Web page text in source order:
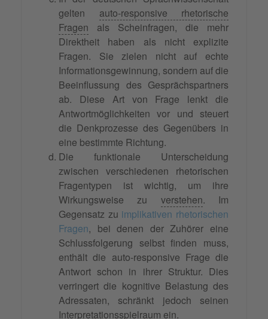
gelten auto-responsive rhetorische
Fragen als Scheinfragen, die mehr
Direktheit haben als nicht explizite
Fragen. Sie zielen nicht auf echte
Informationsgewinnung, sondern auf die
Beeinflussung des Gesprächspartners
ab. Diese Art von Frage lenkt die
Antwortmöglichkeiten vor und steuert
die Denkprozesse des Gegenübers in
eine bestimmte Richtung.
Die funktionale Unterscheidung
zwischen verschiedenen rhetorischen
Fragentypen ist wichtig, um ihre
Wirkungsweise zu verstehen. Im
Gegensatz zu implikativen rhetorischen
Fragen, bei denen der Zuhörer eine
Schlussfolgerung selbst finden muss,
enthält die auto-responsive Frage die
Antwort schon in ihrer Struktur. Dies
verringert die kognitive Belastung des
Adressaten, schränkt jedoch seinen
Interpretationsspielraum ein.